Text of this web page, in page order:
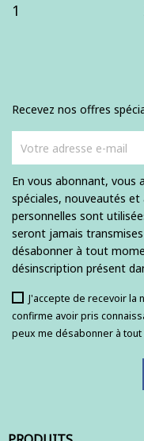
1
Recevez nos offres
En vous abonnant, vous
spéciales, nouveautés
personnelles sont
seront jamais
désabonner à tout
désinscription présent
J'accepte de recevoir la
confirme avoir pris
peux me désabonner à tout